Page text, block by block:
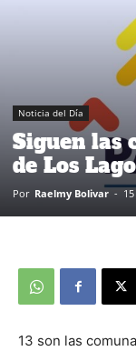
Noticia del Día
Siguen las
de Los
Por Raelmy Bolivar -
13 son las